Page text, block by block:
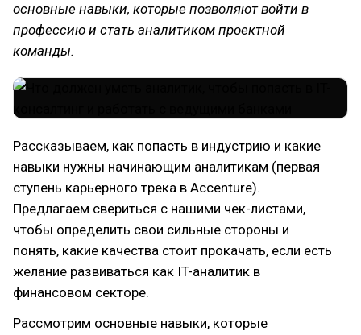
основные навыки, которые позволяют войти в
профессию и стать аналитиком проектной
команды.
Рассказываем, как попасть в индустрию и какие
навыки нужны начинающим аналитикам (первая
ступень карьерного трека в Accenture).
Предлагаем свериться с нашими чек-листами,
чтобы определить свои сильные стороны и
понять, какие качества стоит прокачать, если есть
желание развиваться как IT-аналитик в
финансовом секторе.
Рассмотрим основные навыки, которые